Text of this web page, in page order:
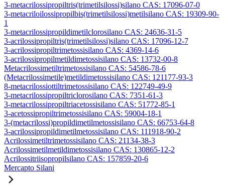
3-metacrilossipropiltris(trimetilsilossi)silano CAS: 17096-07-0
3-metacriloilossipropilbis(trimetilsilossi)metilsilano CAS: 19309-90-
1
3-metacrilossipropildimetilclorosilano CAS: 24636-31-5
3-acrilossipropiltris(trimetilsilossi)silano CAS: 17096-12-7
3-acrilossipropiltrimetossisilano CAS: 4369-14-6
3-acrilossipropilmetildimetossisilano CAS: 13732-00-8
Metacrilossimetiltrimetossisilano CAS: 54586-78-6
(Metacrilossimetile)metildimetossisilano CAS: 121177-93-3
8-metacrilossiottiltrimetossisilano CAS: 122749-49-9
3-metacrilossipropiltriclorosilano CAS: 7351-61-3
3-metacrilossipropiltriacetossisilano CAS: 51772-85-1
3-acetossipropiltrimetossisilano CAS: 59004-18-1
3-(metacrilossi)propildimetilmetossisilano CAS: 66753-64-8
3-acrilossipropildimetilmetossisilano CAS: 111918-90-2
Acrilossimetiltrimetossisilano CAS: 21134-38-3
Acrilossimetilmetildimetossisilano CAS: 130865-12-2
Acrilossitriisopropilsilano CAS: 157859-20-6
Mercapto Silani